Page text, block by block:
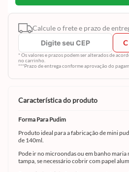
Calcule o frete e prazo de
* Os valores e prazos podem ser alterados de
no carrinho.
***Prazo de entrega conforme aprovação do
característica do produto
Forma Para Pudim
Produto ideal para a fabricação de mini
de 140ml.
Pode ir no microondas ou em banho
tampa, se necessário cobrir com papel